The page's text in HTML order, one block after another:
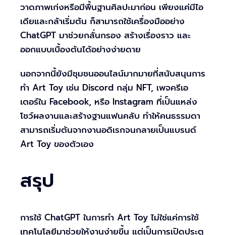
วาดภาพเก่งหรือมีพื้นฐานศิลปะมาก่อน เพียงแค่มีไอ
เดียและกล้าเริ่มต้น ก็สามารถใช้เครื่องมืออย่าง
ChatGPT มาช่วยกลั่นกรอง สร้างเรื่องราว และ
ออกแบบเบื้องต้นได้อย่างง่ายดาย
นอกจากนี้ยังมีชุมชนออนไลน์มากมายที่สนับสนุนการ
ทำ Art Toy เช่น Discord กลุ่ม NFT, เพจครีเอ
เตอร์ใน Facebook, หรือ Instagram ที่เป็นแหล่ง
โชว์ผลงานและสร้างฐานแฟนคลับ ทำให้คนธรรมดา
สามารถเริ่มต้นจากงานอดิเรกจนกลายเป็นแบรนด์
Art Toy ของตัวเอง
สรุป
การใช้ ChatGPT ในการทำ Art Toy ไม่ใช่แค่การใช้
เทคโนโลยีมาช่วยให้งานง่ายขึ้น แต่เป็นการเปิดประตู